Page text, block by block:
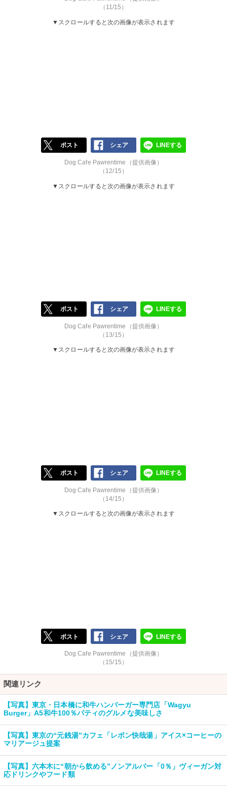
（11/15）
▼スクロールすると次の画像が表示されます
ポスト シェア LINEする
Dog Cafe Pawrentime（提供画像）
（12/15）
▼スクロールすると次の画像が表示されます
ポスト シェア LINEする
Dog Cafe Pawrentime（提供画像）
（13/15）
▼スクロールすると次の画像が表示されます
ポスト シェア LINEする
Dog Cafe Pawrentime（提供画像）
（14/15）
▼スクロールすると次の画像が表示されます
ポスト シェア LINEする
Dog Cafe Pawrentime（提供画像）
（15/15）
関連リンク
【写真】東京・日本橋に和牛ハンバーガー専門店「Wagyu
Burger」A5和牛100％パティのグルメな美味しさ
【写真】東京の“元銭湯”カフェ「レボン快哉湯」アイス×コーヒーの
マリアージュ提案
【写真】六本木に“朝から飲める”ノンアルバー「0％」ヴィーガン対
応ドリンクやフード類